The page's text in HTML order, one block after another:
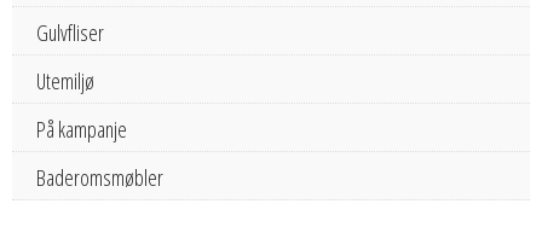
Gulvfliser
Utemiljø
På kampanje
Baderomsmøbler